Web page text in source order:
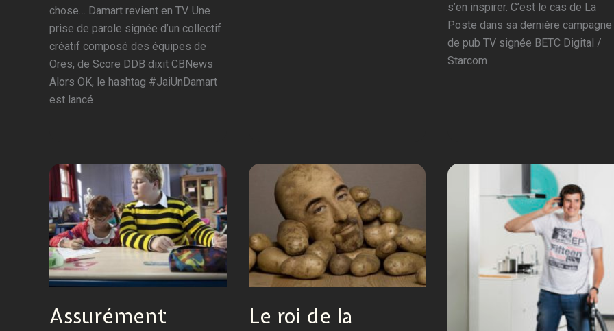
chose… Damart revient en TV. Une
prise de parole signée d’un collectif
créatif composé des équipes de
Ores, de Score DDB dixit CBNews
Alors OK, le hashtag #JaiUnDamart
est lancé
s’en inspirer. C’est le cas de La
Poste dans sa dernière campagne
de pub TV signée BETC Digital /
Starcom
Assurément
Le roi de la